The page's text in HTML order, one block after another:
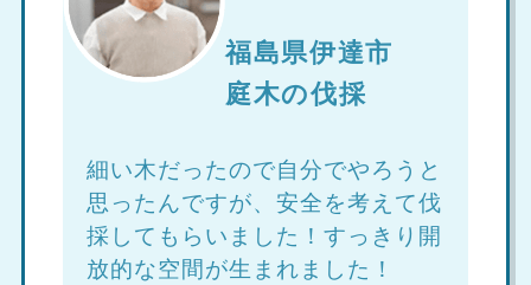
福島県伊達市
庭木の伐採
細い木だったので自分でやろうと
思ったんですが、安全を考えて伐
採してもらいました！すっきり開
放的な空間が生まれました！